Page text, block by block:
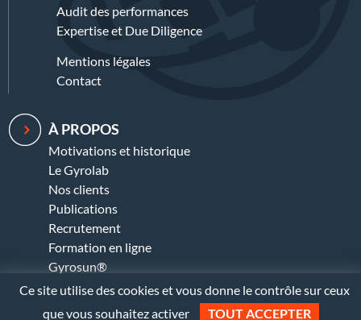
Audit des performances
Expertise et Due Diligence
Mentions légales
Contact
À PROPOS
Motivations et historique
Le Gyrolab
Nos clients
Publications
Recrutement
Formation en ligne
Gyrosun®
Ce site utilise des cookies et vous donne le contrôle sur ceux
que vous souhaitez activer
TOUT ACCEPTER